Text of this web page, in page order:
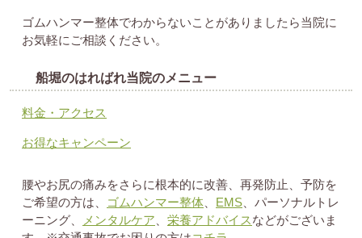
ゴムハンマー整体でわからないことがありましたら当院に
お気軽にご相談ください。
船堀のはればれ当院のメニュー
料金・アクセス
お得なキャンペーン
腰やお尻の痛みをさらに根本的に改善、再発防止、予防を
ご希望の方は、
ゴムハンマー整体 EMS 、パーソナルトレ
ーニング、
メンタルケア 栄養アドバイスなどがございま